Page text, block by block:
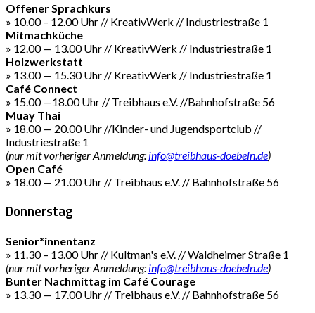
Offener Sprachkurs
» 10.00 – 12.00 Uhr // KreativWerk // Industriestraße 1
Mitmachküche
» 12.00 — 13.00 Uhr // KreativWerk // Industriestraße 1
Holzwerkstatt
» 13.00 — 15.30 Uhr // KreativWerk // Industriestraße 1
Café Connect
» 15.00 —18.00 Uhr // Treibhaus e.V. //Bahnhofstraße 56
Muay Thai
» 18.00 — 20.00 Uhr //Kinder- und Jugendsportclub //
Industriestraße 1
(nur mit vorheriger Anmeldung: info@treibhaus-doebeln.de)
Open Café
» 18.00 — 21.00 Uhr // Treibhaus e.V. // Bahnhofstraße 56
Donnerstag
Senior*innentanz
» 11.30 – 13.00 Uhr // Kultman's e.V. // Waldheimer Straße 1
(nur mit vorheriger Anmeldung: info@treibhaus-doebeln.de)
Bunter Nachmittag im Café Courage
» 13.30 — 17.00 Uhr // Treibhaus e.V. // Bahnhofstraße 56